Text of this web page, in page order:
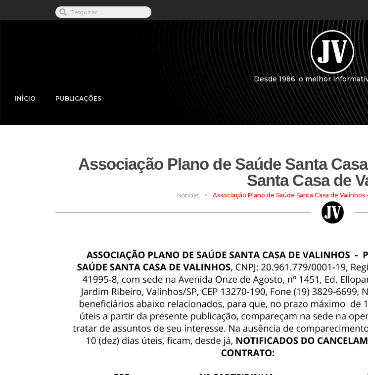
Desde 1986, o melhor
INÍCIO PUBLICAÇÕES
Associação Plano de Saúde Santa
Santa Casa de
Notícias > Associação Plano de Saúde Santa Casa de